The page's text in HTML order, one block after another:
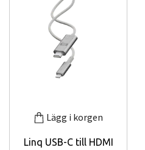
Lägg i korgen
Linq USB-C till HDMI